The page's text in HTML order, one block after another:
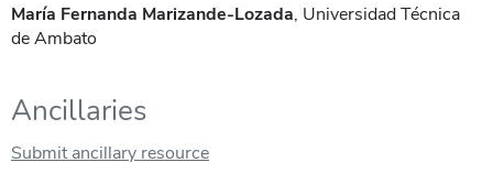
María Fernanda Marizande-Lozada, Universidad Técnica
de Ambato
Ancillaries
Submit ancillary resource